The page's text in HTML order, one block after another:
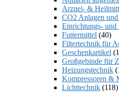
Arznei- &
CO2 Anlagen
Einrichtungs- und
Futtermittel (40)
Filtertechnik für
Geschenkartikel
Großgebinde für
Heizungstechnik
Kompressoren &
Lichttechnik (118)